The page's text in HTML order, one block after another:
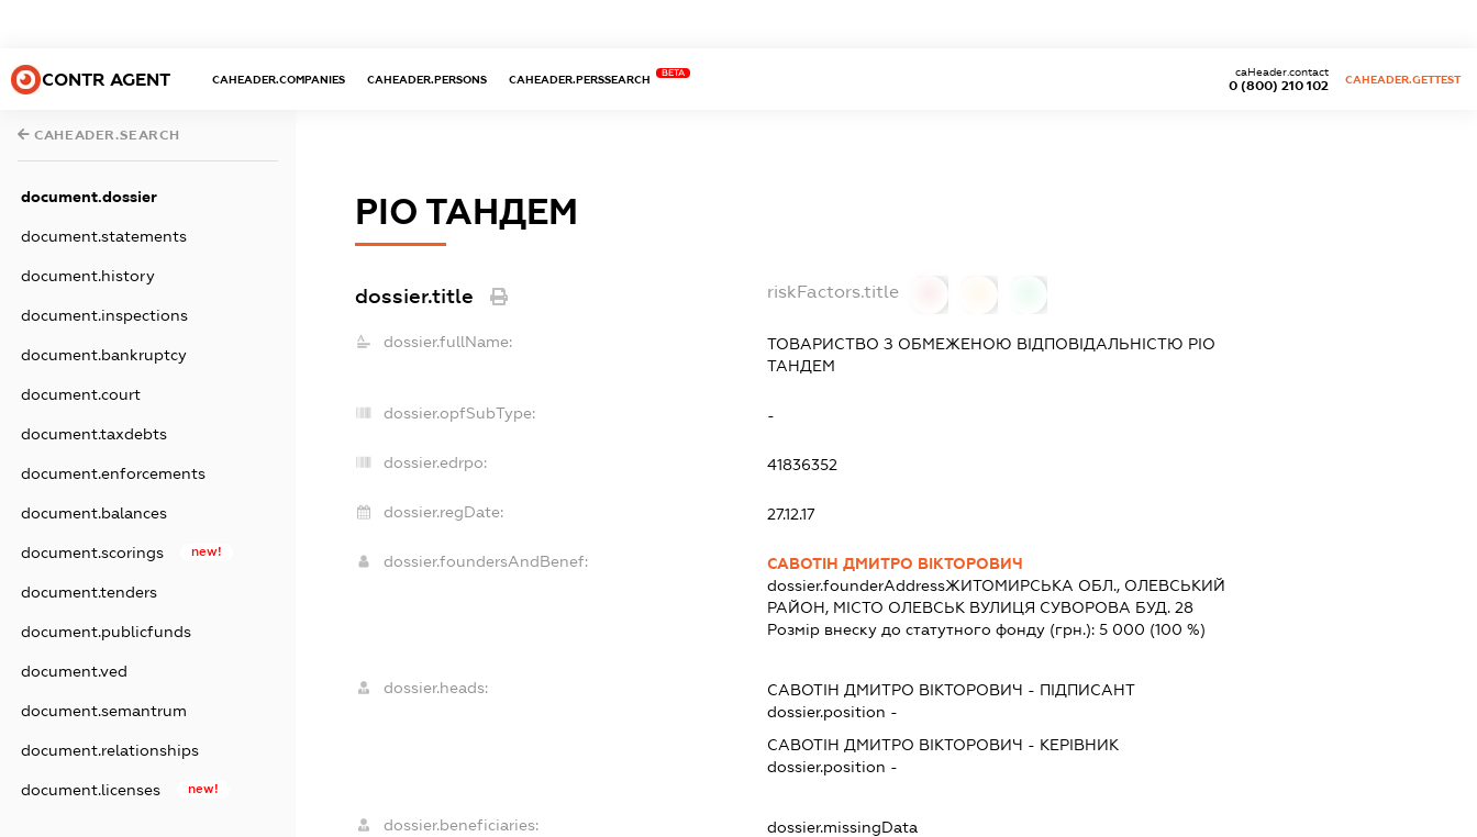
CONTR AGENT CAHEADER.COMPANIES CAHEADER.PERSONS CAHEADER.PERSSEARCH
BETA
0 (800) 210 102
caHeader.contact
CAHEADER.GETTEST
CAHEADER.SEARCH
document.dossier
document.statements
document.history
document.inspections
document.bankruptcy
document.court
document.taxdebts
document.enforcements
document.balances
document.scorings new!
document.tenders
document.publicfunds
document.ved
document.semantrum
document.relationships
document.licenses new!
РІО ТАНДЕМ
dossier.title riskFactors.title
dossier.fullName: ТОВАРИСТВО З ОБМЕЖЕНОЮ ВІДПОВІДАЛЬНІСТЮ РІО
ТАНДЕМ
dossier.opfSubType: -
dossier.edrpo: 41836352
dossier.regDate: 27.12.17
dossier.foundersAndBenef:
САВОТІН ДМИТРО ВІКТОРОВИЧ
dossier.founderAddressЖИТОМИРСЬКА ОБЛ., ОЛЕВСЬКИЙ
РАЙОН, МІСТО ОЛЕВСЬК ВУЛИЦЯ СУВОРОВА БУД. 28
Розмір внеску до статутного фонду (грн.): 5 000 (100 %)
dossier.heads: САВОТІН ДМИТРО ВІКТОРОВИЧ - ПІДПИСАНТ
dossier.position -
САВОТІН ДМИТРО ВІКТОРОВИЧ - КЕРІВНИК
dossier.position -
dossier.beneficiaries: dossier.missingData